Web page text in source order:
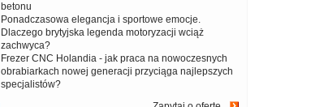
betonu
Ponadczasowa elegancja i sportowe emocje.
Dlaczego brytyjska legenda motoryzacji wciąż
zachwyca?
Frezer CNC Holandia - jak praca na nowoczesnych
obrabiarkach nowej generacji przyciąga najlepszych
specjalistów?